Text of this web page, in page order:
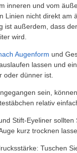
inneren und vom
Linien nicht direkt am
ist außerdem, dass
wird.
Augenform und
lassen und
oder dünner ist.
sein,
relativ
Stift-Eyeliner
kurz trocknen
Tuschen